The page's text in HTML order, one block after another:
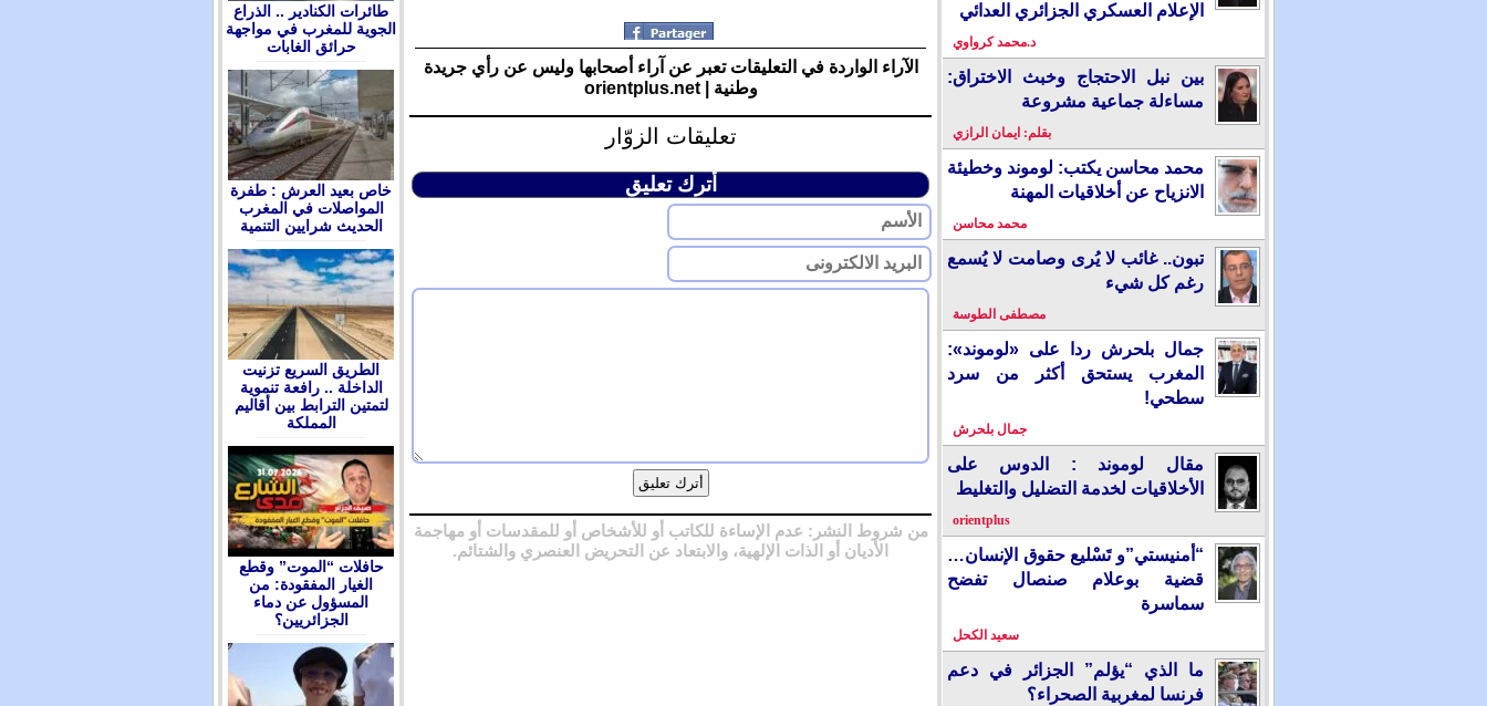
الإعلام العسكري الجزائري العدائي
د.محمد كرواوي
بين نبل الاحتجاج وخبث الاختراق:
مساءلة جماعية مشروعة
بقلم: ايمان الرازي
محمد محاسن يكتب: لوموند وخطيئة
الانزياح عن أخلاقيات المهنة
محمد محاسن
تبون.. غائب لا يُرى وصامت لا يُسمع
رغم كل شيء
مصطفى الطوسة
جمال بلحرش ردا على «لوموند»:
المغرب يستحق أكثر من سرد
سطحي!
جمال بلحرش
مقال لوموند : الدوس على
الأخلاقيات لخدمة التضليل والتغليط
orientplus
“أمنيستي”و تَسْليع حقوق الإنسان…
قضية بوعلام صنصال تفضح
سماسرة
سعيد الكحل
ما الذي “يؤلم” الجزائر في دعم
فرنسا لمغربية الصحراء؟
الآراء الواردة في التعليقات تعبر عن آراء أصحابها وليس عن رأي جريدة
وطنية | orientplus.net
تعليقات الزوّار
أترك تعليق
من شروط النشر: عدم الإساءة للكاتب أو للأشخاص أو للمقدسات أو مهاجمة
الأديان أو الذات الإلهية، والابتعاد عن التحريض العنصري والشتائم.
طائرات الكنادير .. الذراع
الجوية للمغرب في مواجهة
حرائق الغابات
ﺧﺎﺹ ﺑﻌﻴﺪ ﺍﻟﻌﺮﺵ : ﻃﻔﺮﺓ
ﺍﻟﻤﻮﺍﺻﻼﺕ ﻓﻲ ﺍﻟﻤﻐﺮﺏ
ﺍﻟﺤﺪﻳﺚ ﺷﺮﺍﻳﻴﻦ ﺍﻟﺘﻨﻤﻴﺔ
الطريق السريع تزنيت
الداخلة .. رافعة تنموية
لتمتين الترابط بين أقاليم
المملكة
حافلات “الموت” وقطع
الغيار المفقودة: من
المسؤول عن دماء
الجزائريين؟